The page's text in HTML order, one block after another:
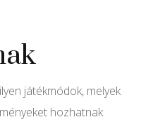
játékmódok, melyek
hozhatnak